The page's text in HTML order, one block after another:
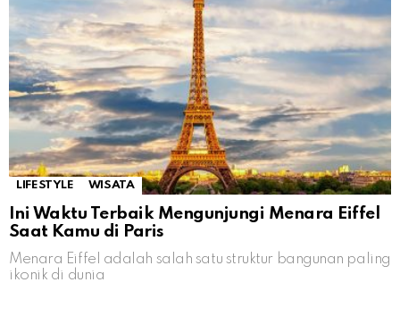
LIFESTYLE WISATA
Ini Waktu Terbaik Mengunjungi Menara Eiffel
Saat Kamu di Paris
Menara Eiffel adalah salah satu struktur bangunan paling
ikonik di dunia